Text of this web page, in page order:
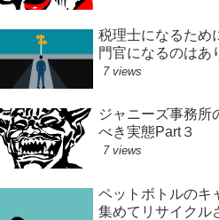
税理士になるため
門官になるのはあ
7 views
ジャニーズ事務所
べき実態Part３
7 views
ペットボトルのキ
集めてリサイクル